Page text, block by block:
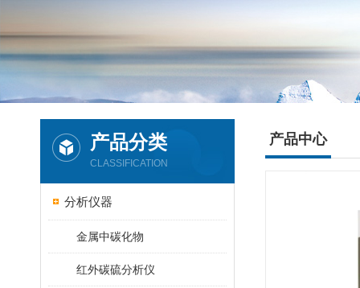
产品分类
CLASSIFICATION
分析仪器
金属中碳化物
红外碳硫分析仪
产品中心